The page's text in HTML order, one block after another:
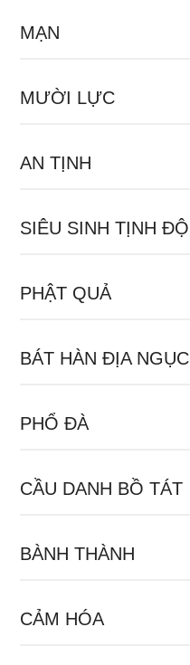
MẠN
MƯỜI LỰC
AN TỊNH
SIÊU SINH TỊNH ĐỘ
PHẬT QUẢ
BÁT HÀN ĐỊA NGỤC
PHỔ ĐÀ
CẦU DANH BỒ TÁT
BÀNH THÀNH
CẢM HÓA